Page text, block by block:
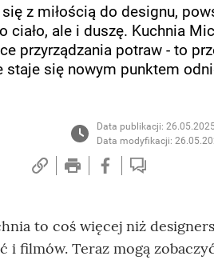
z miłością do designu,
ale i duszę. Kuchnia
przyrządzania potraw - to
staje się nowym punktem
Data publikacji: 26.05.2025
Data modyfikacji:
to coś więcej niż
i filmów. Teraz mogą